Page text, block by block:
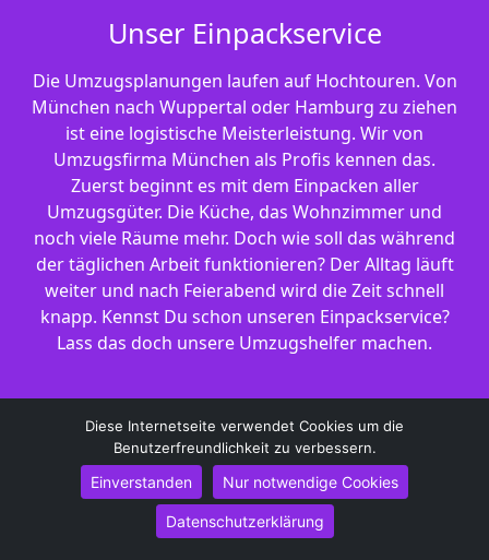
Unser Einpackservice
Die Umzugsplanungen laufen auf Hochtouren. Von
München nach Wuppertal oder Hamburg zu ziehen
ist eine logistische Meisterleistung. Wir von
Umzugsfirma München als Profis kennen das.
Zuerst beginnt es mit dem Einpacken aller
Umzugsgüter. Die Küche, das Wohnzimmer und
noch viele Räume mehr. Doch wie soll das während
der täglichen Arbeit funktionieren? Der Alltag läuft
weiter und nach Feierabend wird die Zeit schnell
knapp. Kennst Du schon unseren Einpackservice?
Lass das doch unsere Umzugshelfer machen.
Unser Leistungsangebot hat sich im Laufe der
letzten 10 Jahre entwickelt. Unter der Bezeichnung
Einpackservice/Auspackservice in München
Diese Internetseite verwendet Cookies um die
Benutzerfreundlichkeit zu verbessern.
Einverstanden Nur notwendige Cookies
Datenschutzerklärung